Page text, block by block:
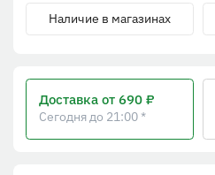
Наличие в магазинах
Доставка от 690 ₽
Сегодня до 21:00 *